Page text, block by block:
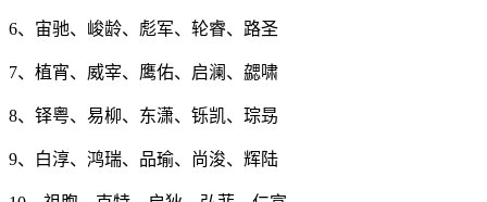
6、宙驰、峻龄、彪军、轮睿、路圣
7、植宵、威宰、鹰佑、启澜、勰啸
8、铎粤、易柳、东潇、铄凯、琮昮
9、白淳、鸿瑞、品瑜、尚浚、辉陆